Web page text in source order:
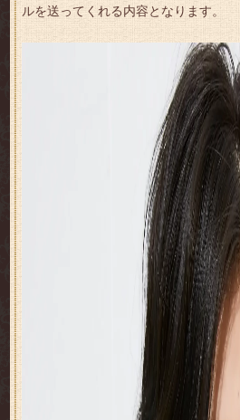
ルを送ってくれる内容となります。